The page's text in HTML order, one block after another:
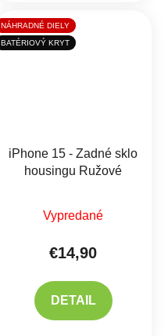
NÁHRADNÉ DIELY
BATÉRIOVÝ KRYT
iPhone 15 - Zadné sklo
housingu Ružové
Vypredané
€14,90
DETAIL